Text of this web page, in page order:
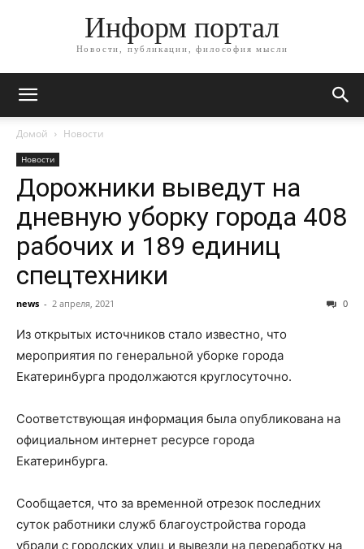
Информ портал
Новости, публикации, философия мысли
Домой Новости
Новости
Дорожники выведут на
дневную уборку города 408
рабочих и 189 единиц
спецтехники
news - 2 апреля, 2021 0
Из открытых источников стало известно, что
мероприятия по генеральной уборке города
Екатеринбурга продолжаются круглосуточно.
Соответствующая информация была опубликована на
официальном интернет ресурсе города
Екатеринбурга.
Сообщается, что за временной отрезок последних
суток работники служб благоустройства города
убрали с городских улиц и вывезли на переработку на